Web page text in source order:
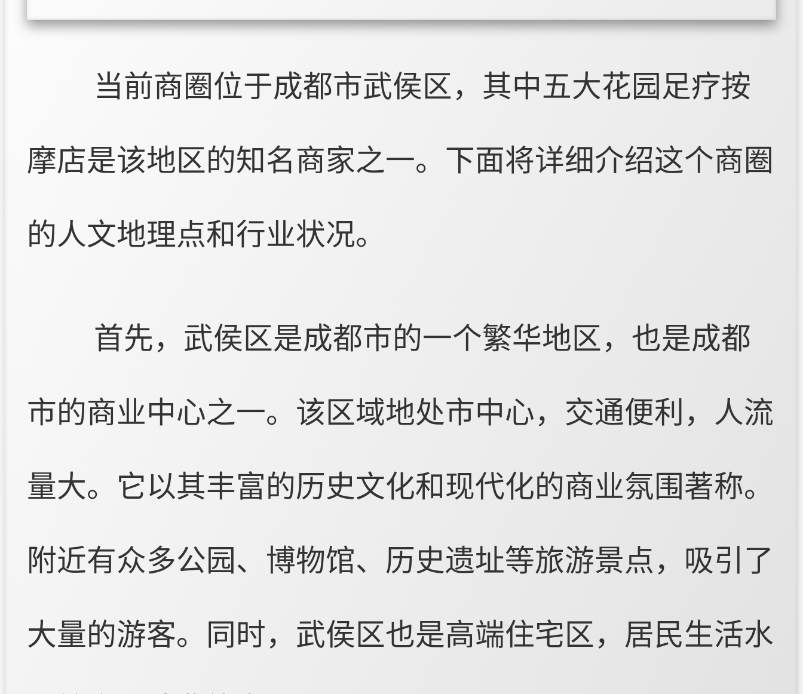
当前商圈位于成都市武侯区，其中五大花园足疗按
摩店是该地区的知名商家之一。下面将详细介绍这个商圈
的人文地理点和行业状况。
首先，武侯区是成都市的一个繁华地区，也是成都
市的商业中心之一。该区域地处市中心，交通便利，人流
量大。它以其丰富的历史文化和现代化的商业氛围著称。
附近有众多公园、博物馆、历史遗址等旅游景点，吸引了
大量的游客。同时，武侯区也是高端住宅区，居民生活水